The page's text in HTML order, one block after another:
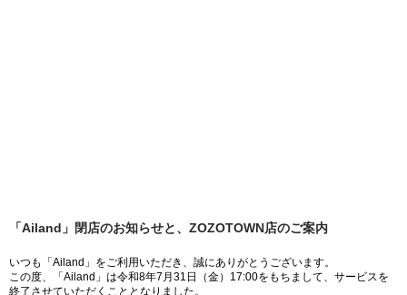
「Ailand」閉店のお知らせと、ZOZOTOWN店のご案内
いつも「Ailand」をご利用いただき、誠にありがとうございます。
この度、「Ailand」は令和8年7月31日（金）17:00をもちまして、サービスを
終了させていただくこととなりました。